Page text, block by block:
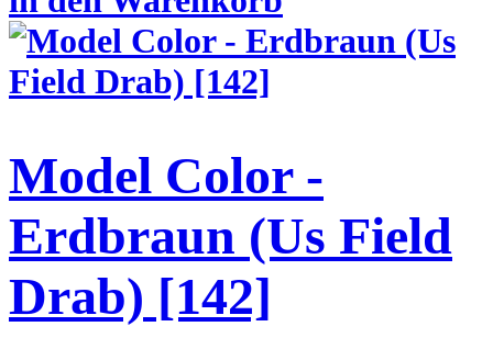
Model Color -
Erdbraun (Us Field
Drab) [142]